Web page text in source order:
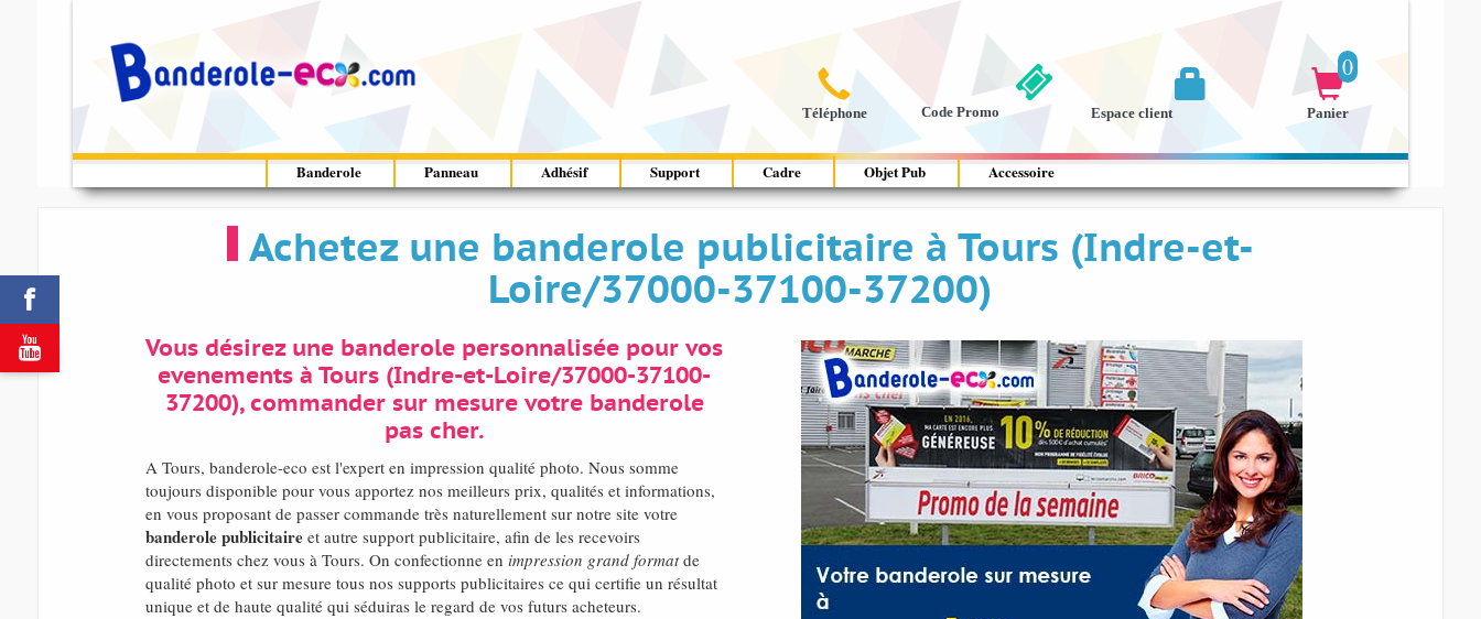



Téléphone
0

Panier

Espace client
Code Promo
Banderole Panneau Adhésif Support Cadre Objet Pub Accessoire
Achetez une banderole publicitaire à Tours (Indre-et-
Loire/37000-37100-37200)
Vous désirez une banderole personnalisée pour vos
evenements à Tours (Indre-et-Loire/37000-37100-
37200), commander sur mesure votre banderole
pas cher.
A Tours, banderole-eco est l'expert en impression qualité photo. Nous somme
toujours disponible pour vous apportez nos meilleurs prix, qualités et informations,
en vous proposant de passer commande très naturellement sur notre site votre
banderole publicitaireet autre support publicitaire, afin de les recevoirs
directements chez vous à Tours. On confectionne en impression grand formatde
qualité photo et sur mesure tous nos supports publicitaires ce qui certifie un résultat
unique et de haute qualité qui séduiras le regard de vos futurs acheteurs.